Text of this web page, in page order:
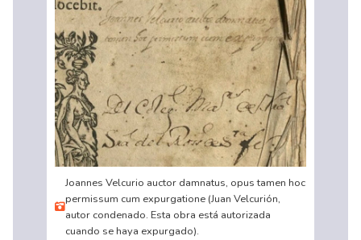
Joannes Velcurio auctor damnatus, opus tamen hoc
permissum cum expurgatione (Juan Velcurión,
autor condenado. Esta obra está autorizada
cuando se haya expurgado).